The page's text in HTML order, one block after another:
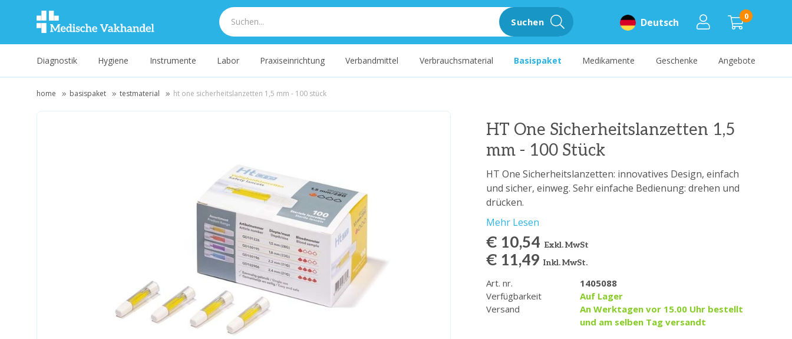
0
Deutsch
Suchen
Diagnostik Hygiene Instrumente Labor Praxiseinrichtung Verbandmittel Verbrauchsmaterial Basispaket Medikamente Geschenke Angebote
home basispaket testmaterial ht one sicherheitslanzetten 1,5 mm - 100 stück
HT One Sicherheitslanzetten 1,5
mm - 100 Stück
HT One Sicherheitslanzetten: innovatives Design, einfach
und sicher, einweg. Sehr einfache Bedienung: drehen und
drücken.
Mehr Lesen
€ 10,54 Exkl. MwSt
€ 11,49Inkl. MwSt.
Art. nr.
1405088
Verfügbarkeit
Auf Lager
Versand
An Werktagen vor 15.00 Uhr bestellt
und am selben Tag versandt